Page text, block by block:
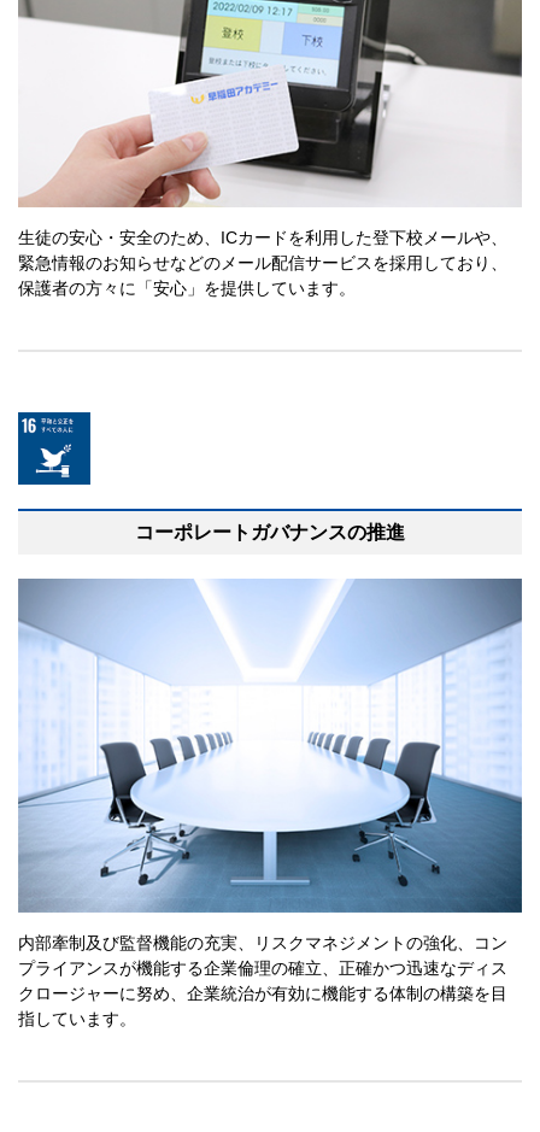
生徒の安心・安全のため、ICカードを利用した登下校メールや、
緊急情報のお知らせなどのメール配信サービスを採用しており、
保護者の方々に「安心」を提供しています。
コーポレートガバナンスの推進
内部牽制及び監督機能の充実、リスクマネジメントの強化、コン
プライアンスが機能する企業倫理の確立、正確かつ迅速なディス
クロージャーに努め、企業統治が有効に機能する体制の構築を目
指しています。